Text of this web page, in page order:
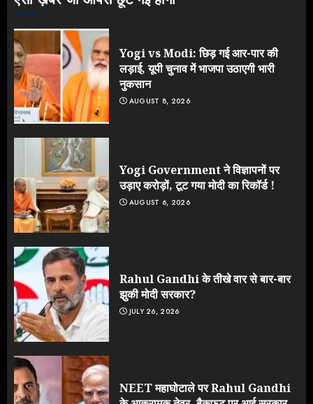
Yogi vs Modi: छिड़ गई आर-पार की
लड़ाई, यूपी चुनाव में भाजपा उठाएगी भारी
नुकसान
AUGUST 8, 2026
Yogi Government ने विज्ञापनों पर
उड़ाए करोड़ों, टूट गया मोदी का रिकॉर्ड !
AUGUST 6, 2026
Rahul Gandhi के तीखे वार से बार-बार
झुकी मोदी सरकार?
JULY 26, 2026
NEET महाघोटाले पर Rahul Gandhi